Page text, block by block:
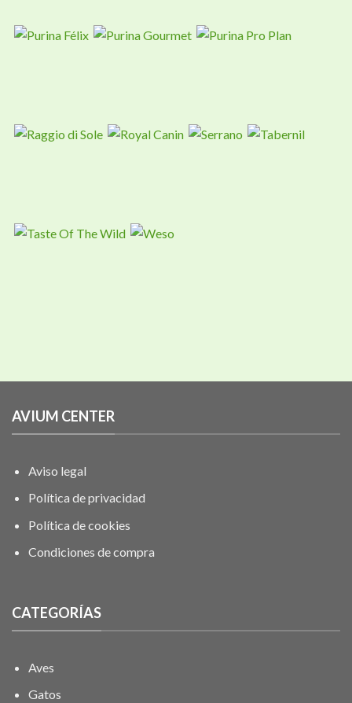
AVIUM CENTER
Aviso legal
Política de privacidad
Política de cookies
Condiciones de compra
CATEGORÍAS
Aves
Gatos